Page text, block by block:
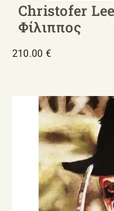
Christofer
Φίλιππος
210.00 €